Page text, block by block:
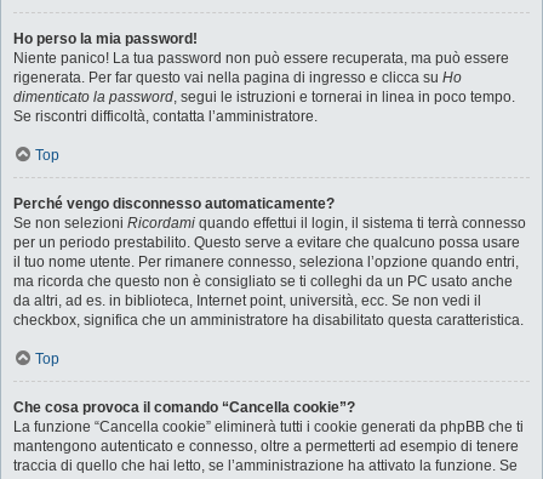
Ho perso la mia password!
Niente panico! La tua password non può essere recuperata, ma può essere
rigenerata. Per far questo vai nella pagina di ingresso e clicca su Ho
dimenticato la password, segui le istruzioni e tornerai in linea in poco tempo.
Se riscontri difficoltà, contatta l’amministratore.
Top
Perché vengo disconnesso automaticamente?
Se non selezioni Ricordami quando effettui il login, il sistema ti terrà connesso
per un periodo prestabilito. Questo serve a evitare che qualcuno possa usare
il tuo nome utente. Per rimanere connesso, seleziona l’opzione quando entri,
ma ricorda che questo non è consigliato se ti colleghi da un PC usato anche
da altri, ad es. in biblioteca, Internet point, università, ecc. Se non vedi il
checkbox, significa che un amministratore ha disabilitato questa caratteristica.
Top
Che cosa provoca il comando “Cancella cookie”?
La funzione “Cancella cookie” eliminerà tutti i cookie generati da phpBB che ti
mantengono autenticato e connesso, oltre a permetterti ad esempio di tenere
traccia di quello che hai letto, se l’amministrazione ha attivato la funzione. Se